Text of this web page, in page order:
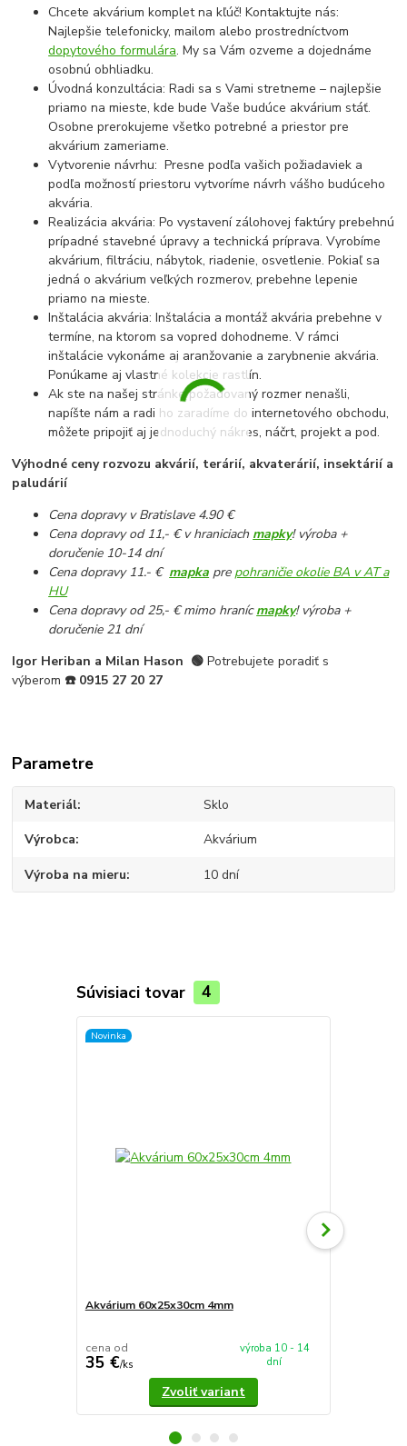
Chcete akvárium komplet na kľúč! Kontaktujte nás:
Najlepšie telefonicky, mailom alebo prostredníctvom
dopytového formulára. My sa Vám ozveme a dojednáme
osobnú obhliadku.
Úvodná konzultácia: Radi sa s Vami stretneme – najlepšie
priamo na mieste, kde bude Vaše budúce akvárium stáť.
Osobne prerokujeme všetko potrebné a priestor pre
akvárium zameriame.
Vytvorenie návrhu: Presne podľa vašich požiadaviek a
podľa možností priestoru vytvoríme návrh vášho budúceho
akvária.
Realizácia akvária: Po vystavení zálohovej faktúry prebehnú
prípadné stavebné úpravy a technická príprava. Vyrobíme
akvárium, filtráciu, nábytok, riadenie, osvetlenie. Pokiaľ sa
jedná o akvárium veľkých rozmerov, prebehne lepenie
priamo na mieste.
Inštalácia akvária: Inštalácia a montáž akvária prebehne v
termíne, na ktorom sa vopred dohodneme. V rámci
inštalácie vykonáme aj aranžovanie a zarybnenie akvária.
Ponúkame aj vlastné kolekcie rastlín.
Ak ste na našej stránke požadovaný rozmer nenašli,
napíšte nám a radi ho zaradíme do internetového obchodu,
môžete pripojiť aj jednoduchý nákres, náčrt, projekt a pod.
Výhodné ceny rozvozu akvárií, terárií, akvaterárií, insektárií a
paludárií
Cena dopravy v Bratislave 4.90 €
Cena dopravy od 11,- € v hraniciach mapky! výroba +
doručenie 10-14 dní
Cena dopravy 11.- € mapka pre pohraničie okolie BA v AT a
HU
Cena dopravy od 25,- € mimo hranícmapky! výroba +
doručenie 21 dní
Igor Heriban a Milan Hason 🟢Potrebujete poradiť s
výberom ☎️ 0915 27 20 27
Parametre
Materiál Sklo
Výrobca Akvárium
Výroba na mieru 10 dní
Súvisiaci tovar 4
Novinka
Akvárium 60x25x30cm 4mm
cena od
35 €/ks
výroba 10 - 14
dní
Zvoliť variant